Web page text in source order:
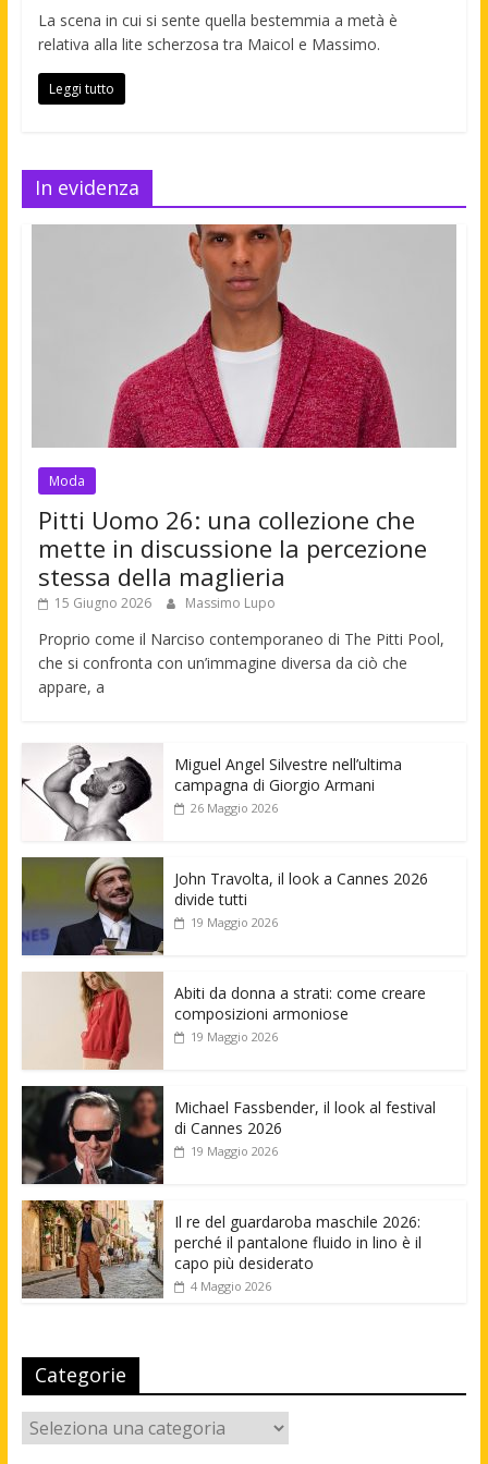
La scena in cui si sente quella bestemmia a metà è
relativa alla lite scherzosa tra Maicol e Massimo.
Leggi tutto
In evidenza
Moda
Pitti Uomo 26: una collezione che
mette in discussione la percezione
stessa della maglieria
15 Giugno 2026 Massimo Lupo
Proprio come il Narciso contemporaneo di The Pitti Pool,
che si confronta con un’immagine diversa da ciò che
appare, a
Miguel Angel Silvestre nell’ultima
campagna di Giorgio Armani
26 Maggio 2026
John Travolta, il look a Cannes 2026
divide tutti
19 Maggio 2026
Abiti da donna a strati: come creare
composizioni armoniose
19 Maggio 2026
Michael Fassbender, il look al festival
di Cannes 2026
19 Maggio 2026
Il re del guardaroba maschile 2026:
perché il pantalone fluido in lino è il
capo più desiderato
4 Maggio 2026
Categorie
Categorie